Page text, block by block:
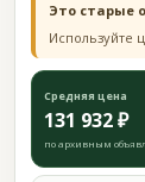
Это старые
Используйте
Средняя цена
131 932 ₽
по архивным